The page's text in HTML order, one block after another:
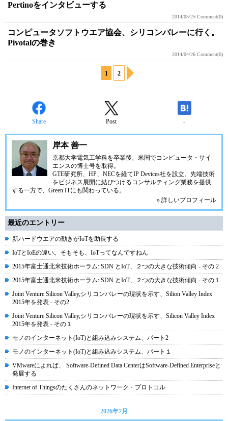
Pertinoをインタビューする
2014/05/25 Comment(0)
コンピュータソフトウエア協会、シリコンバレーに行く。
Pivotalの巻き
2014/04/26 Comment(0)
1 2
Share Post -
岸本 善一
京都大学電気工学科を卒業後、米国でコンピュータ・サイ
エンスの博士号を取得。
GTE研究所、HP、NECを経てIP Devices社を設立。先端技術
をビジネス展開に結びつけるコンサルティング業務を提供
する一方で、Green ITにも関わっている。
» 詳しいプロフィール
最近のエントリー
新ハードウエアの動きがIoTを助長する
IoTとIoEの違い。そもそも、IoTってなんですねん
2015年富士通北米技術ホーラム: SDN とIoT、２つの大きな技術傾向 - その 2
2015年富士通北米技術ホーラム: SDN とIoT、２つの大きな技術傾向 - その１
Joint Venture Silicon Valley,シリコンバレーの現状を示す、Silion Valley Index
2015年を発表 - その2
Joint Venture Silicon Valley,シリコンバレーの現状を示す、Silicon Valley Index
2015年を発表 - その１
モノのインターネット(IoT)と組み込みシステム、パート2
モノのインターネット(IoT)と組み込みシステム、パート１
VMwareによれば、 Software-Defined Data CenterはSoftware-Defined Enterpriseと
発展する
Internet of Thingsのたくさんのネットワーク・プロトコル
2026年7月